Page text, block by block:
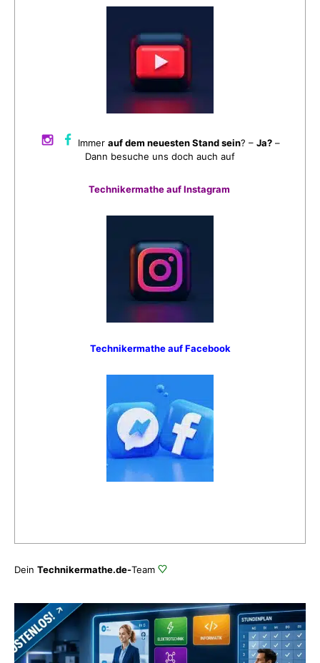
Immerauf dem neuesten Stand sein? –Ja? –
Dann besuche uns doch auch auf
Technikermathe auf Instagram
Technikermathe auf Facebook
Dein Technikermathe.de-Team